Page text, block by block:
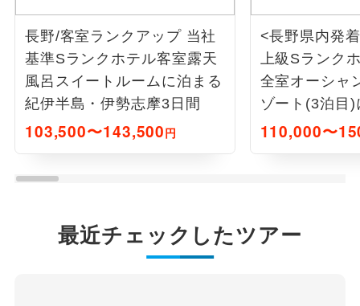
長野/客室ランクアップ 当社
基準Sランクホテル客室露天
風呂スイートルームに泊まる
紀伊半島・伊勢志摩3日間
103,500〜143,500円
<長野県内発
上級Sランク
全室オーシャ
ゾート(3泊目
テリーツアー
110,000〜
最近チェックしたツアー